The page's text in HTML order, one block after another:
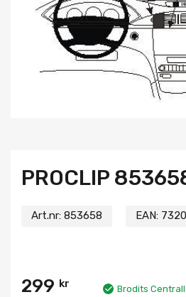
PROCLIP
Art.nr: 853658 EAN:
299 kr Brodits